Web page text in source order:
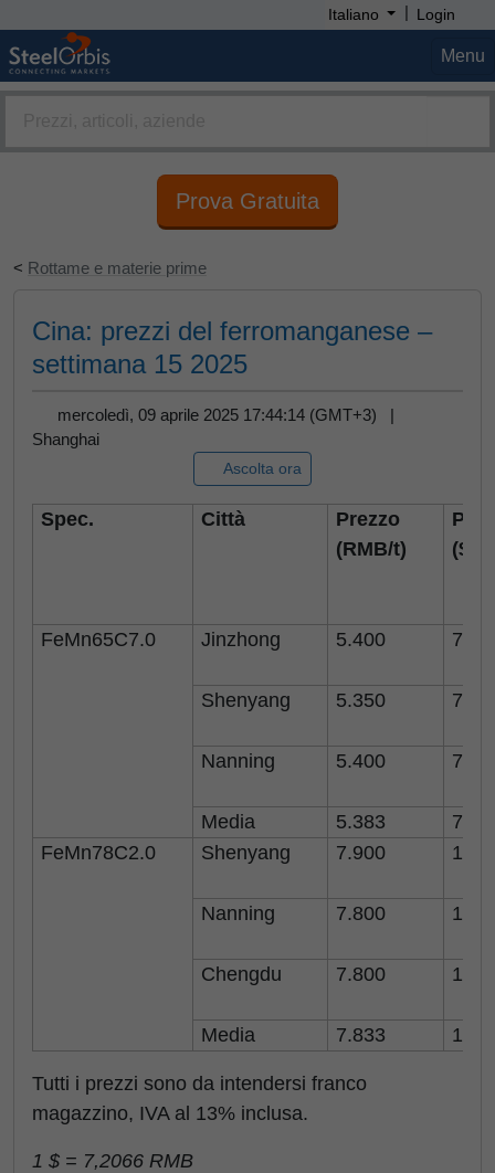
Italiano | Login
Menu
Prova Gratuita
< Rottame e materie prime
Cina: prezzi del ferromanganese –
settimana 15 2025
mercoledì, 09 aprile 2025 17:44:14 (GMT+3) |
Shanghai
Ascolta ora
Spec. Città
Prezzo
(RMB/t)
FeMn65C7.0 Jinzhong 5.400 749
Shenyang 5.350 742
Nanning 5.400 749
Media 5.383
747
FeMn78C2.0
Shenyang 7.900
Nanning 7.800
Chengdu 7.800
Media 7.833
Tutti i prezzi sono da intendersi franco
magazzino, IVA al 13% inclusa.
1 $ = 7,2066 RMB